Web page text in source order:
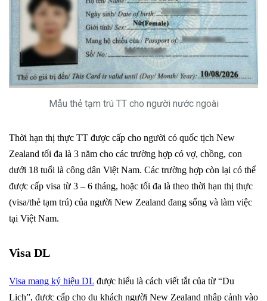
Mẫu thẻ tạm trú TT cho người nước ngoài
Thời hạn thị thực TT được cấp cho người có quốc tịch New
Zealand tối đa là 3 năm cho các trường hợp có vợ, chồng, con
dưới 18 tuổi là công dân Việt Nam. Các trường hợp còn lại có thể
được cấp visa từ 3 – 6 tháng, hoặc tối đa là theo thời hạn thị thực
(visa/thẻ tạm trú) của người New Zealand đang sống và làm việc
tại Việt Nam.
Visa DL
Visa mang ký hiệu DL được hiểu là cách viết tắt của từ “Du
Lịch”, được cấp cho du khách người New Zealand nhập cảnh vào